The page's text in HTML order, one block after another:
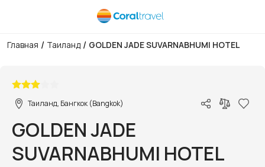
Главная / Таиланд / GOLDEN JADE SUVARNABHUMI HOTEL
Таиланд, Бангкок (Bangkok)
GOLDEN JADE
SUVARNABHUMI HOTEL